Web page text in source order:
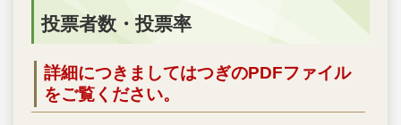
投票者数・投票率
詳細につきましてはつぎのPDFファイル
をご覧ください。